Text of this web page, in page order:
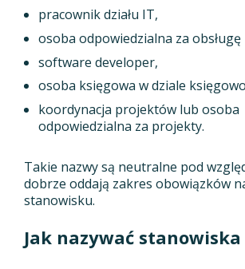
pracownik działu IT,
osoba odpowiedzialna za
software developer,
osoba księgowa w dziale
koordynacja projektów lub osoba
odpowiedzialna za projekty.
Takie nazwy są neutralne pod
dobrze oddają zakres obowiązków
stanowisku.
Jak nazywać